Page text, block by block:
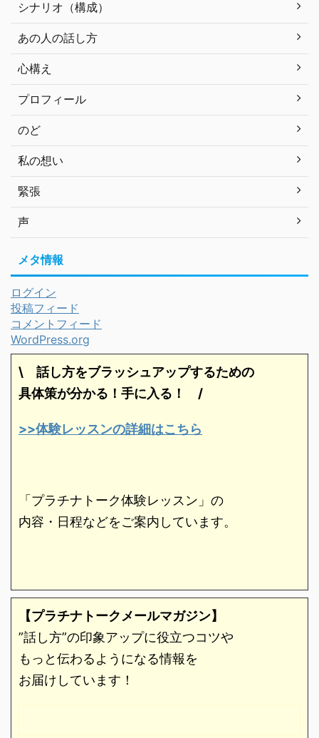
シナリオ（構成）
あの人の話し方
心構え
プロフィール
のど
私の想い
緊張
声
メタ情報
ログイン
投稿フィード
コメントフィード
WordPress.org
\ 話し方をブラッシュアップするための
具体策が分かる！手に入る！ /
>>体験レッスンの詳細はこちら
「プラチナトーク体験レッスン」の
内容・日程などをご案内しています。
【プラチナトークメールマガジン】
”話し方”の印象アップに役立つコツや
もっと伝わるようになる情報を
お届けしています！